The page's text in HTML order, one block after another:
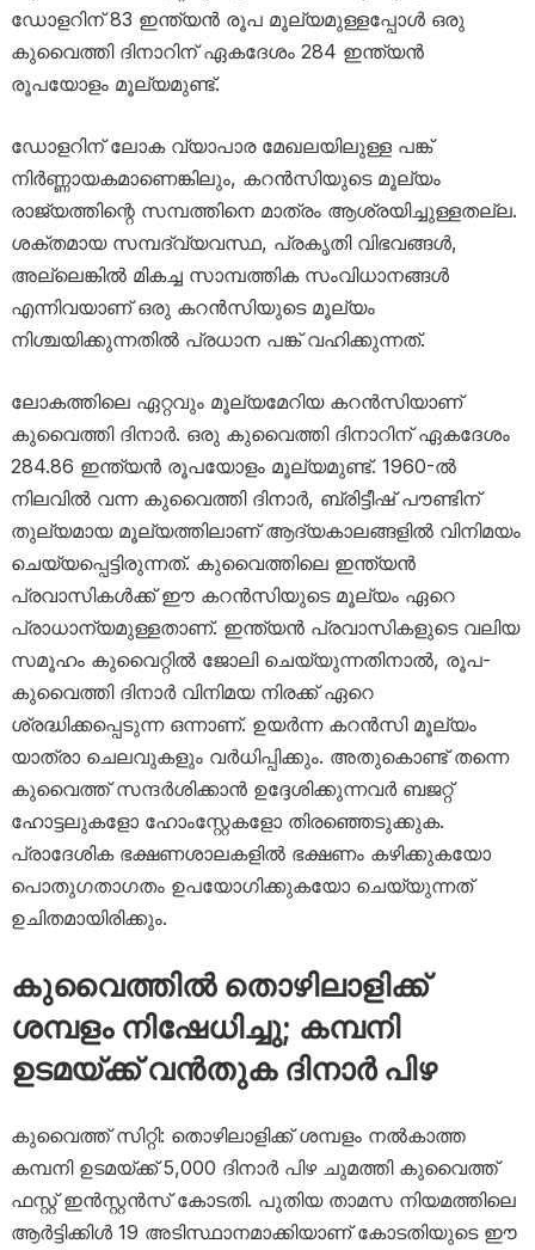
ഡോളറിന് 83 ഇന്ത്യൻ രൂപ മൂല്യമുള്ളപ്പോൾ ഒരു
കുവൈത്തി ദിനാറിന് ഏകദേശം 284 ഇന്ത്യൻ
രൂപയോളം മൂല്യമുണ്ട്.
ഡോളറിന് ലോക വ്യാപാര മേഖലയിലുള്ള പങ്ക്
നിർണ്ണായകമാണെങ്കിലും, കറൻസിയുടെ മൂല്യം
രാജ്യത്തിന്റെ സമ്പത്തിനെ മാത്രം ആശ്രയിച്ചുള്ളതല്ല.
ശക്തമായ സമ്പദ്‌വ്യവസ്ഥ, പ്രകൃതി വിഭവങ്ങൾ,
അല്ലെങ്കിൽ മികച്ച സാമ്പത്തിക സംവിധാനങ്ങൾ
എന്നിവയാണ് ഒരു കറൻസിയുടെ മൂല്യം
നിശ്ചയിക്കുന്നതിൽ പ്രധാന പങ്ക് വഹിക്കുന്നത്.
ലോകത്തിലെ ഏറ്റവും മൂല്യമേറിയ കറൻസിയാണ്
കുവൈത്തി ദിനാർ. ഒരു കുവൈത്തി ദിനാറിന് ഏകദേശം
284.86 ഇന്ത്യൻ രൂപയോളം മൂല്യമുണ്ട്. 1960-ൽ
നിലവിൽ വന്ന കുവൈത്തി ദിനാർ, ബ്രിട്ടീഷ് പൗണ്ടിന്
തുല്യമായ മൂല്യത്തിലാണ് ആദ്യകാലങ്ങളിൽ വിനിമയം
ചെയ്യപ്പെട്ടിരുന്നത്. കുവൈത്തിലെ ഇന്ത്യൻ
പ്രവാസികൾക്ക് ഈ കറൻസിയുടെ മൂല്യം ഏറെ
പ്രാധാന്യമുള്ളതാണ്. ഇന്ത്യൻ പ്രവാസികളുടെ വലിയ
സമൂഹം കുവൈറ്റിൽ ജോലി ചെയ്യുന്നതിനാൽ, രൂപ-
കുവൈത്തി ദിനാർ വിനിമയ നിരക്ക് ഏറെ
ശ്രദ്ധിക്കപ്പെടുന്ന ഒന്നാണ്. ഉയർന്ന കറൻസി മൂല്യം
യാത്രാ ചെലവുകളും വർധിപ്പിക്കും. അതുകൊണ്ട് തന്നെ
കുവൈത്ത് സന്ദർശിക്കാൻ ഉദ്ദേശിക്കുന്നവർ ബജറ്റ്
ഹോട്ടലുകളോ ഹോംസ്റ്റേകളോ തിരഞ്ഞെടുക്കുക.
പ്രാദേശിക ഭക്ഷണശാലകളിൽ ഭക്ഷണം കഴിക്കുകയോ
പൊതുഗതാഗതം ഉപയോഗിക്കുകയോ ചെയ്യുന്നത്
ഉചിതമായിരിക്കും.
കുവൈത്തിൽ തൊഴിലാളിക്ക്
ശമ്പളം നിഷേധിച്ചു; കമ്പനി
ഉടമയ്ക്ക് വൻതുക ദിനാർ പിഴ
കുവൈത്ത് സിറ്റി: തൊഴിലാളിക്ക് ശമ്പളം നൽകാത്ത
കമ്പനി ഉടമയ്ക്ക് 5,000 ദിനാർ പിഴ ചുമത്തി കുവൈത്ത്
ഫസ്റ്റ് ഇൻസ്റ്റൻസ് കോടതി. പുതിയ താമസ നിയമത്തിലെ
ആർട്ടിക്കിൾ 19 അടിസ്ഥാനമാക്കിയാണ് കോടതിയുടെ ഈ